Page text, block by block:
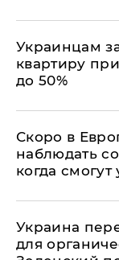
Украинцам
квартиру
до 50%
Скоро в
наблюдать
когда
Украина
для